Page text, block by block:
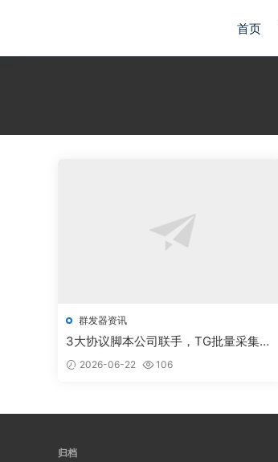
首页
群发器资讯
3大协议脚本公司联手，TG批量采集源
码降价40%
2026-06-22 106
归档